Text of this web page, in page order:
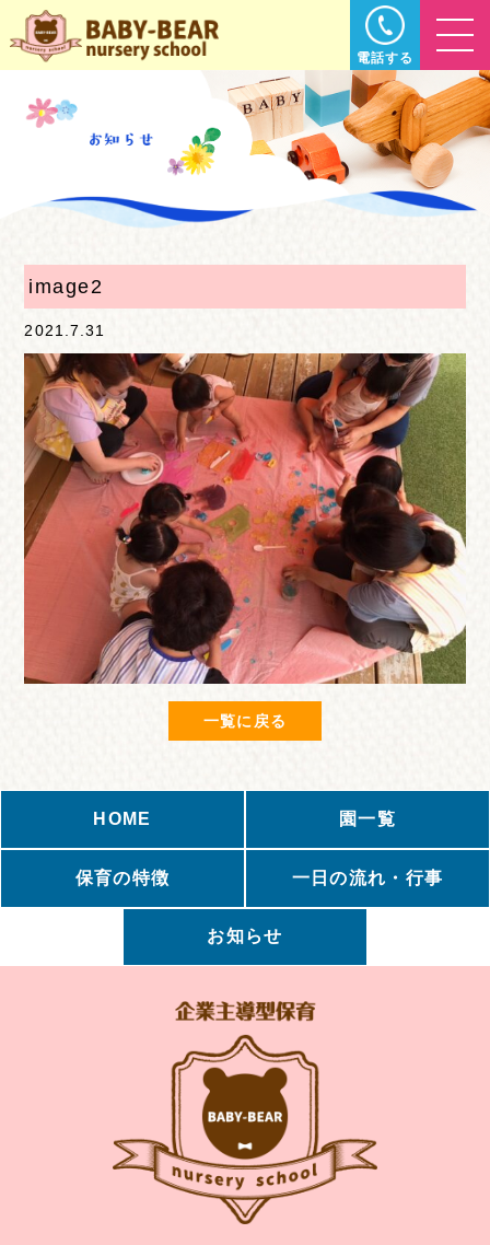
電話する
image2
2021.7.31
一覧に戻る
HOME 園一覧
保育の特徴 一日の流れ・行事
お知らせ